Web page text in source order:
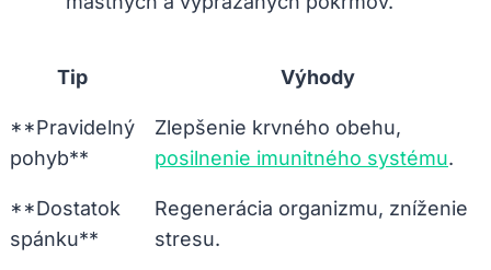
Tip Výhody
**Pravidelný⁢
pohyb**
Zlepšenie krvného obehu,
posilnenie imunitného systému.
**Dostatok
spánku**
Regenerácia organizmu, zníženie
stresu.